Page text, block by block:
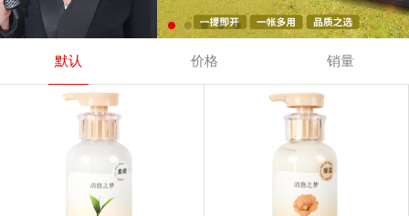
默认 价格 销量